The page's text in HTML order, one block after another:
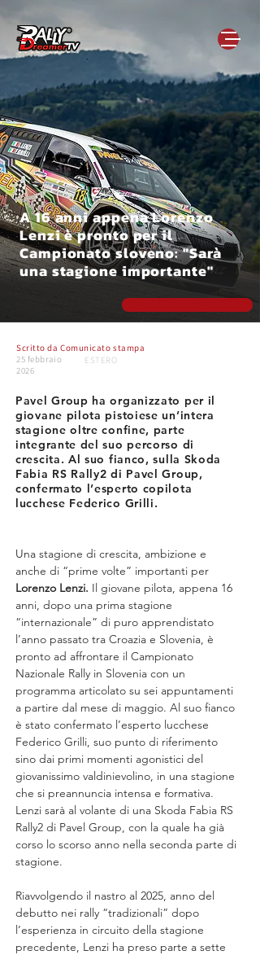
A 16 anni appena Lorenzo
Lenzi è pronto per il
Campionato sloveno: "Sarà
una stagione importante"
Scritto daComunicato stampa
25 febbraio
2026
ESTERO
Pavel Group ha organizzato per il
giovane pilota pistoiese un’intera
stagione oltre confine, parte
integrante del suo percorso di
crescita. Al suo fianco, sulla Skoda
Fabia RS Rally2 di Pavel Group,
confermato l’esperto copilota
lucchese Federico Grilli.
Una stagione di crescita, ambizione e
anche di “prime volte” importanti per
Lorenzo Lenzi. Il giovane pilota, appena 16
anni, dopo una prima stagione
“internazionale” di puro apprendistato
l’anno passato tra Croazia e Slovenia, è
pronto ad affrontare il Campionato
Nazionale Rally in Slovenia con un
programma articolato su sei appuntamenti
a partire dal mese di maggio. Al suo fianco
è stato confermato l’esperto lucchese
Federico Grilli, suo punto di riferimento
sino dai primi momenti agonistici del
giovanissimo valdinievolino, in una stagione
che si preannuncia intensa e formativa.
Lenzi sarà al volante di una Skoda Fabia RS
Rally2 di Pavel Group, con la quale ha già
corso lo scorso anno nella seconda parte di
stagione.
Riavvolgendo il nastro al 2025, anno del
debutto nei rally “tradizionali” dopo
l’esperienza in circuito della stagione
precedente, Lenzi ha preso parte a sette